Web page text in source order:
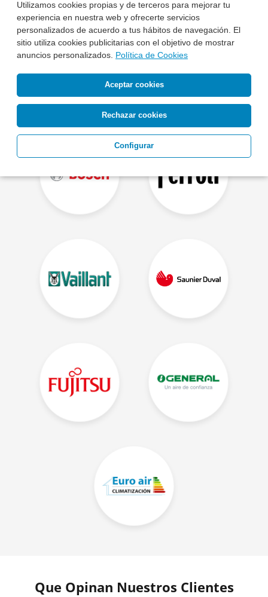
Utilizamos cookies propias y de terceros para mejorar tu
experiencia en nuestra web y ofrecerte servicios
personalizados de acuerdo a tus hábitos de navegación. El
sitio utiliza cookies publicitarias con el objetivo de mostrar
anuncios personalizados. Política de Cookies
Aceptar cookies
Rechazar cookies
Configurar
Que Opinan Nuestros Clientes